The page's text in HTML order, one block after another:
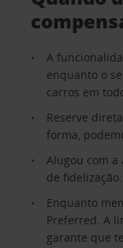
A
enquanto o
carros em
Reserve
forma,
Alugou com a
de
Enquanto
Preferred. A
garante que